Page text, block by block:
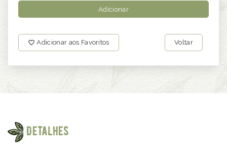
Adicionar
Adicionar aos Favoritos Voltar
Detalhes